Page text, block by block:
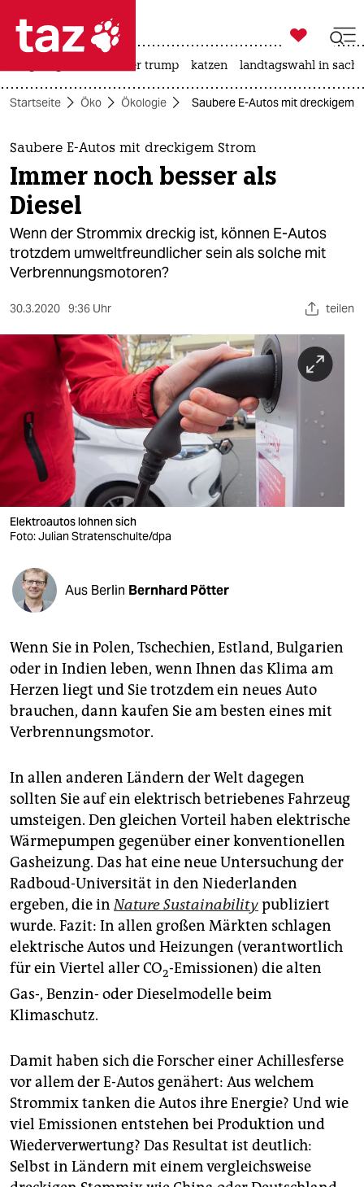
 taz zahl ich
taz zahl ich
themen
politik
öko
gesellschaft
sport
berlin
nord
wahrheit
verlag
verlag
veranstaltungen
shop
fragen & hilfe
unterstützen
abo
genossenschaft
epaper login

taz zahl ich
usa unter trump katzen landtagswahl in
Startseite Öko Ökologie Saubere E-Autos mit dreckigem
Saubere E-Autos mit dreckigem Strom
Immer noch besser als
Diesel
Wenn der Strommix dreckig ist, können E-Autos
trotzdem umweltfreundlicher sein als solche mit
Verbrennungsmotoren?
30.3.2020 9:36 Uhr teilen
Elektroautos lohnen sich
Foto: Julian Stratenschulte/dpa
Aus Berlin Bernhard Pötter
Wenn Sie in Polen, Tschechien, Estland, Bulgarien
oder in Indien leben, wenn Ihnen das Klima am
Herzen liegt und Sie trotzdem ein neues Auto
brauchen, dann kaufen Sie am besten eines mit
Verbrennungsmotor.
In allen anderen Ländern der Welt dagegen
sollten Sie auf ein elektrisch betriebenes Fahrzeug
umsteigen. Den gleichen Vorteil haben elektrische
Wärmepumpen gegenüber einer konventionellen
Gasheizung. Das hat eine neue Untersuchung der
Radboud-Universität in den Niederlanden
ergeben, die inNature Sustainabilitypubliziert
wurde. Fazit: In allen großen Märkten schlagen
elektrische Autos und Heizungen (verantwortlich
für ein Viertel aller CO2-Emissionen) die alten
Gas-, Benzin- oder Dieselmodelle beim
Klimaschutz.
Damit haben sich die Forscher einer Achillesferse
vor allem der E-Autos genähert: Aus welchem
Strommix tanken die Autos ihre Energie? Und wie
viel Emissionen entstehen bei Produktion und
Wiederverwertung? Das Resultat ist deutlich:
Selbst in Ländern mit einem vergleichsweise